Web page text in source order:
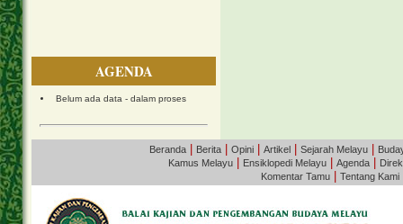
AGENDA
Belum ada data - dalam proses
Beranda Berita Opini Artikel Sejarah Melayu
Kamus Melayu
Ensiklopedi Melayu Agenda
Komentar Tamu
Tentang Kami